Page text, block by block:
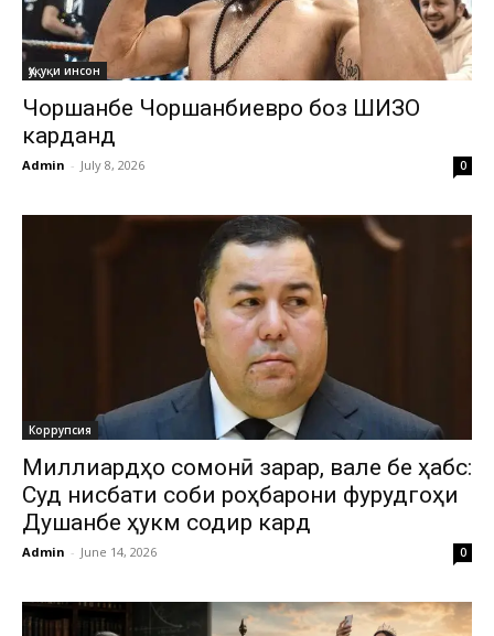
Ҳуқуқи инсон
Чоршанбе Чоршанбиевро боз ШИЗО
карданд
Admin - July 8, 2026 0
Коррупсия
Миллиардҳо сомонӣ зарар, вале бе ҳабс:
Суд нисбати собиқ роҳбарони фурудгоҳи
Душанбе ҳукм содир кард
Admin - June 14, 2026 0